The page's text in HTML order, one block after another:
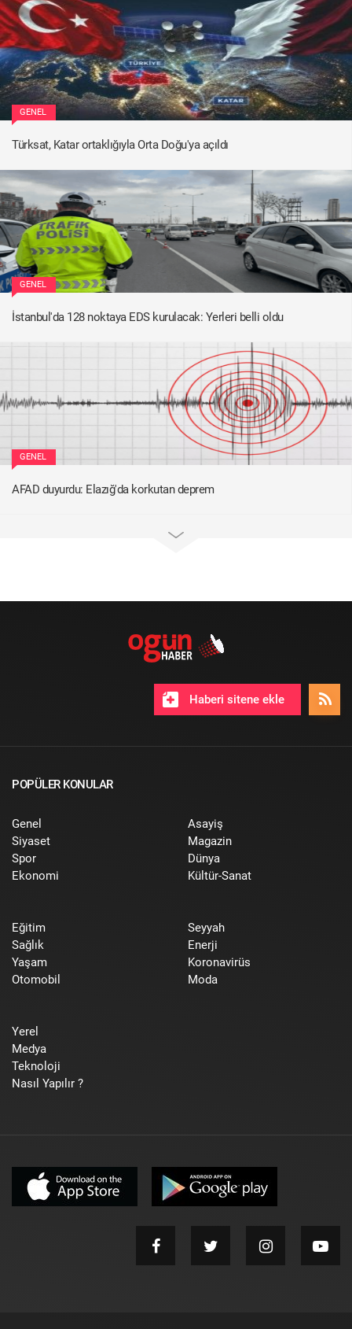
GENEL
Türksat, Katar ortaklığıyla Orta Doğu'ya açıldı
GENEL
İstanbul'da 128 noktaya EDS kurulacak: Yerleri belli oldu
GENEL
AFAD duyurdu: Elazığ'da korkutan deprem
Haberi sitene ekle
POPÜLER KONULAR
Genel
Siyaset
Spor
Ekonomi
Asayiş
Magazin
Dünya
Kültür-Sanat
Eğitim
Sağlık
Yaşam
Otomobil
Seyyah
Enerji
Koronavirüs
Moda
Yerel
Medya
Teknoloji
Nasıl Yapılır ?